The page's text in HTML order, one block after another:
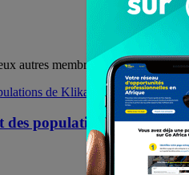
autres membres de la dynamique
des populations de Klikamé